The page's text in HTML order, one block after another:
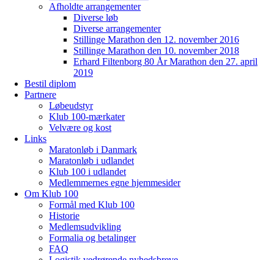
Afholdte arrangementer
Diverse løb
Diverse arrangementer
Stillinge Marathon den 12. november 2016
Stillinge Marathon den 10. november 2018
Erhard Filtenborg 80 År Marathon den 27. april
2019
Bestil diplom
Partnere
Løbeudstyr
Klub 100-mærkater
Velvære og kost
Links
Maratonløb i Danmark
Maratonløb i udlandet
Klub 100 i udlandet
Medlemmernes egne hjemmesider
Om Klub 100
Formål med Klub 100
Historie
Medlemsudvikling
Formalia og betalinger
FAQ